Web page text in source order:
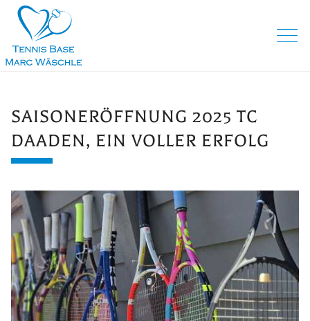
SAISONERÖFFNUNG 2025 TC
DAADEN, EIN VOLLER ERFOLG